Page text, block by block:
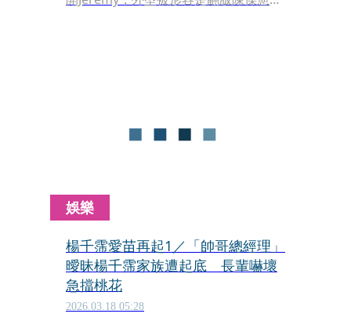
娛樂
楊千霈愛苗再起1／「帥哥總經理」
曖昧楊千霈家族遭起底 長輩嚇壞
急擋桃花
2026.03.18 05:28